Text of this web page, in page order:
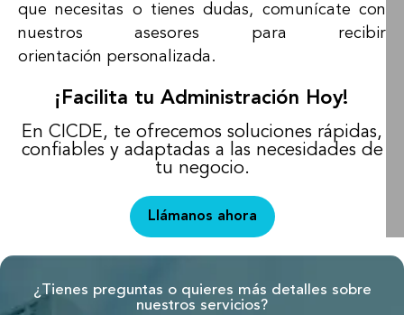
que necesitas o tienes dudas, comunícate con
nuestros asesores para recibir
orientación personalizada.
¡Facilita tu Administración Hoy!
En CICDE, te ofrecemos soluciones rápidas,
confiables y adaptadas a las necesidades de
tu negocio.
Llámanos ahora
¿Tienes preguntas o quieres más detalles sobre
nuestros servicios?